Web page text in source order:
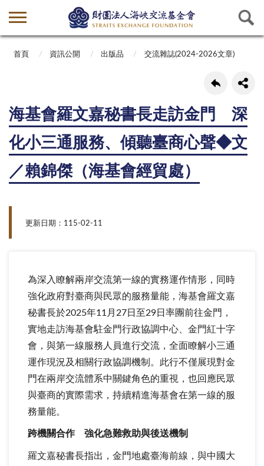
首頁 資訊公開 出版品 交流雜誌(2024-2026文章)
海基會羅文嘉秘書長走訪金門 深
化小三通服務、傾聽臺商心聲◆文
／賴錦傑（海基會經貿處）
更新日期：115-02-11
為深入瞭解兩岸交流第一線的實務運作情形，同時
強化政府對臺商與民眾的服務量能，海基會羅文嘉
秘書長於2025年11月27日至29日率團前往金門，
實地走訪海基會駐金門行政協調中心、金門紅十字
會，與第一線服務人員進行交流，全面瞭解小三通
運作現況及相關行政協調機制。此行不僅展現對金
門在兩岸交流體系中關鍵角色的重視，也回應民眾
與臺商的實際需求，持續精進海基會在第一線的服
務量能。
跨機關合作 強化急難救助與後送機制
羅文嘉秘書長指出，金門地處臺海前線，與中國大